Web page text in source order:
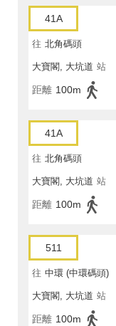
41A
往 北角碼頭
大寶閣, 大坑道 站
距離 100m
41A
往 北角碼頭
大寶閣, 大坑道 站
距離 100m
511
往 中環 (中環碼頭)
大寶閣, 大坑道 站
距離 100m